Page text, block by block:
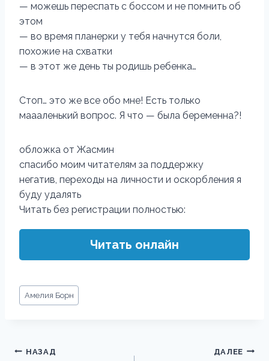
— можешь переспать с боссом и не помнить об
этом
— во время планерки у тебя начнутся боли,
похожие на схватки
— в этот же день ты родишь ребенка…
Стоп… это же все обо мне! Есть только
маааленький вопрос. Я что — была беременна?!
обложка от Жасмин
спасибо моим читателям за поддержку
негатив, переходы на личности и оскорбления я
буду удалять
Читать без регистрации полностью:
Читать онлайн
Метки
записи:
Амелия Борн
Навигация
НАЗАД ДАЛЕЕ